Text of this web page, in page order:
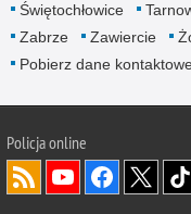
Świętochłowice
Zabrze
Zawiercie
Pobierz dane
Policja online